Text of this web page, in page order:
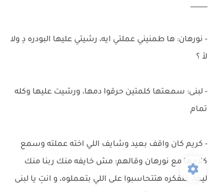
_____
- نورهان: ها طمنيني عملتي ايه، رشيتي عليها البودره دِ ولا
لأ ؟
- لبنى: سمعتها كلمتين حرقوا دمها، ورشيت عليها وكله
تمام
- كريم كان واقف بعيد وشايف اللي اخته عملته وسمع
كلامها مع نورهان وقالهم: مش خايفه منك ربنا منك
ليها، علفكره هتتحاسبوا على اللي بتعملوه، و انتِ يا لبنى